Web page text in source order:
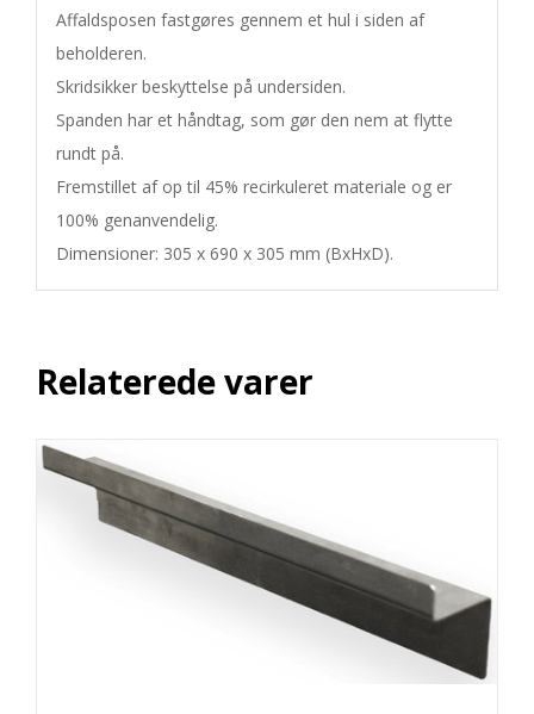
Affaldsposen fastgøres gennem et hul i siden af
beholderen.
Skridsikker beskyttelse på undersiden.
Spanden har et håndtag, som gør den nem at flytte
rundt på.
Fremstillet af op til 45% recirkuleret materiale og er
100% genanvendelig.
Dimensioner: 305 x 690 x 305 mm (BxHxD).
Relaterede varer